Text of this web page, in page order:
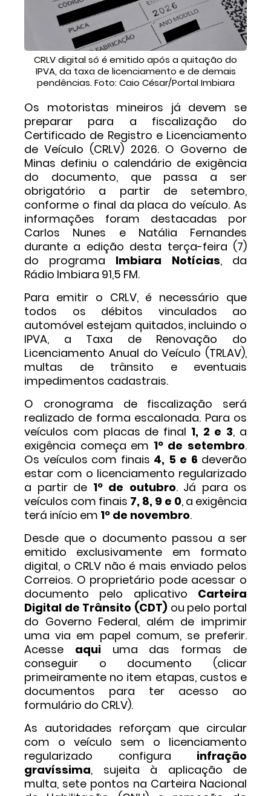
CRLV digital só é emitido após a quitação do
IPVA, da taxa de licenciamento e de demais
pendências. Foto: Caio César/Portal Imbiara
Os motoristas mineiros já devem se
preparar para a fiscalização do
Certificado de Registro e Licenciamento
de Veículo (CRLV) 2026. O Governo de
Minas definiu o calendário de exigência
do documento, que passa a ser
obrigatório a partir de setembro,
conforme o final da placa do veículo. As
informações foram destacadas por
Carlos Nunes e Natália Fernandes
durante a edição desta terça-feira (7)
do programa Imbiara Notícias, da
Rádio Imbiara 91,5 FM.
Para emitir o CRLV, é necessário que
todos os débitos vinculados ao
automóvel estejam quitados, incluindo o
IPVA, a Taxa de Renovação do
Licenciamento Anual do Veículo (TRLAV),
multas de trânsito e eventuais
impedimentos cadastrais.
O cronograma de fiscalização será
realizado de forma escalonada. Para os
veículos com placas de final 1, 2 e 3, a
exigência começa em 1º de setembro.
Os veículos com finais 4, 5 e 6 deverão
estar com o licenciamento regularizado
a partir de 1º de outubro. Já para os
veículos com finais 7, 8, 9 e 0, a exigência
terá início em 1º de novembro.
Desde que o documento passou a ser
emitido exclusivamente em formato
digital, o CRLV não é mais enviado pelos
Correios. O proprietário pode acessar o
documento pelo aplicativo Carteira
Digital de Trânsito (CDT) ou pelo portal
do Governo Federal, além de imprimir
uma via em papel comum, se preferir.
Acesse aqui uma das formas de
conseguir o documento (clicar
primeiramente no item etapas, custos e
documentos para ter acesso ao
formulário do CRLV).
As autoridades reforçam que circular
com o veículo sem o licenciamento
regularizado configura infração
gravíssima, sujeita à aplicação de
multa, sete pontos na Carteira Nacional